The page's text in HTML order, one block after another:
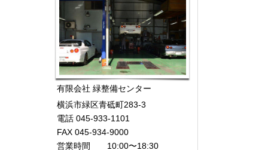
有限会社 緑整備センター
横浜市緑区青砥町283-3
電話 045-933-1101
FAX 045-934-9000
営業時間 10:00〜18:30